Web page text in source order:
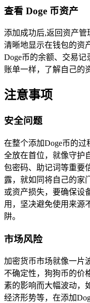
查看 Doge 币资产
添加成功后,返回资产管
清晰地显示在钱包的资
Doge币的余额、交易
账单一样，了解自己的
注意事项
安全问题
在整个添加Doge币的
全放在首位，就像守护
包密码、助记词等重要
露，就如同将自己的家
或资产损失，要确保设
用，坚决避免使用来源
阱。
市场风险
加密货币市场就像一片
不确定性，狗狗币的价
素的影响而大幅波动，
经济形势等，在添加